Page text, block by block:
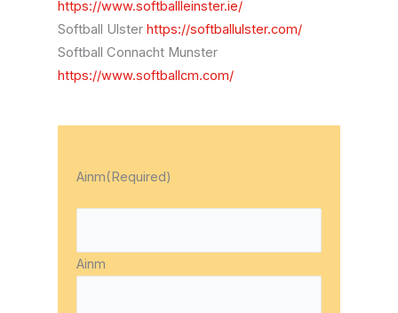
https://www.softballleinster.ie/
Softball Ulster https://softballulster.com/
Softball Connacht Munster
https://www.softballcm.com/
Ainm(Required)
Ainm